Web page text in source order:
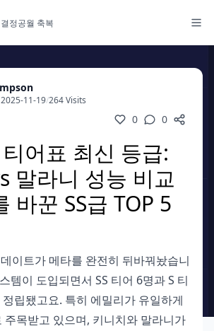
정공월 축복
11-19/264 Visits
0 0
어표 최신 등급:
말라니 성능 비교
바꾼 SS급 TOP 5
이트가 메타를 완전히 뒤바꿔놨습니
템이 도입되면서 SS 티어 6명과 S 티
립됐고요. 특히 에밀리가 유일하게
주목받고 있으며, 키니치와 말라니가